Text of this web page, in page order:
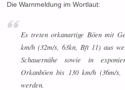
Die Warnmeldung im Wortlaut:
Es treten orkanartige Böen mit
km/h (32m/s, 63kn, Bft 11) aus
Schauernähe sowie in
Orkanböen bis 130 km/h (36m/
werden.